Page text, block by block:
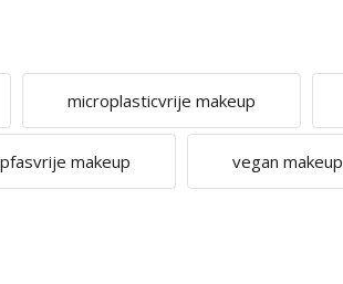
microplasticvrije makeup
pfasvrije makeup vegan makeup